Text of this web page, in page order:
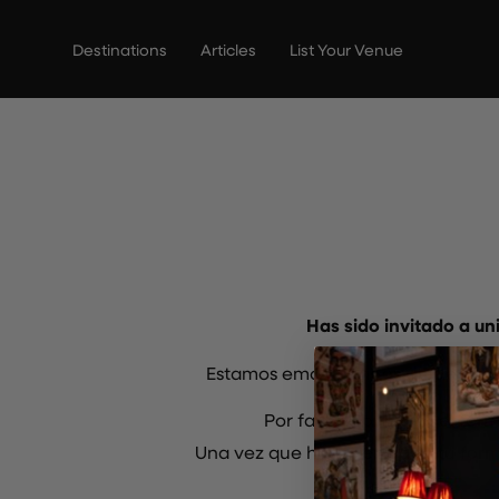
contenidoDestinations Articles List Your Venue
Has sido invitado a
Estamos emocionados de
Por favor, completa el
Una vez que hayas enviado tu